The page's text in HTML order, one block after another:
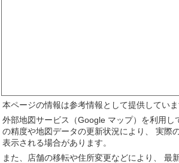
本ページの情報は参考情報として提供していま
外部地図サービス（Google マップ）を利用し
の精度や地図データの更新状況により、 実際
表示される場合があります。
また、店舗の移転や住所変更などにより、 最